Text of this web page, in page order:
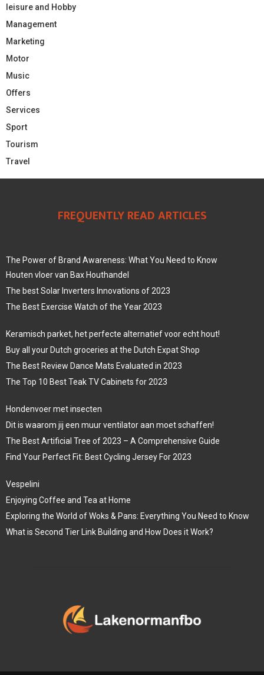
leisure and Hobby
Management
Marketing
Motor
Music
Offers
Services
Sport
Tourism
Travel
FREQUENTLY READ ARTICLES
The Power of Brand Awareness: What You Need to Know
Houten vloer van Bax Houthandel
The best Solar Inverters Innovations of 2023
The Best Exercise Watch of the Year 2023
Keramisch parket, het perfecte alternatief voor echt hout!
Buy all your Dutch groceries at the Dutch Expat Shop
The Best Review Dance Mats Evaluated in 2023
The Top 10 Best Teak TV Cabinets for 2023
Hondenvoer met insecten
Dit is waarom jij een muur ventilator aan moet schaffen!
The Best Artificial Tree of 2023 – A Comprehensive Guide
Find Your Perfect Fit: Best Cycling Jersey For 2023
Vespelini
Enjoying Coffee and Tea at Home
Exploring the World of Woks & Pans: Everything You Need to Know
What is Second Tier Link Building and How Does it Work?